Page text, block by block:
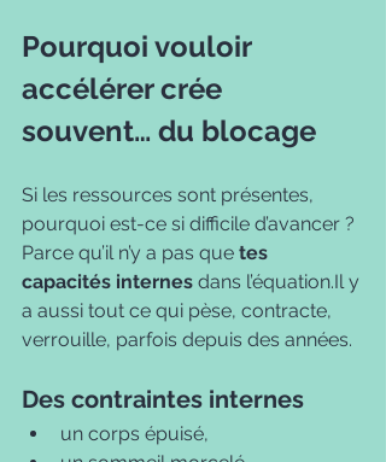
Pourquoi vouloir
accélérer crée
souvent… du blocage
Si les ressources sont présentes,
pourquoi est-ce si difficile d’avancer ?
Parce qu’il n’y a pas que tes
capacités internes dans l’équation.Il y
a aussi tout ce qui pèse, contracte,
verrouille, parfois depuis des années.
Des contraintes internes
un corps épuisé,